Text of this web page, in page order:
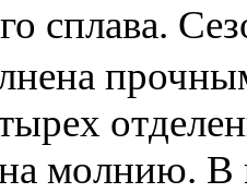
сплава.
молнию. В